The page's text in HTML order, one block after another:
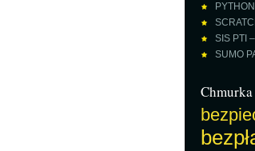
SIS PTI
SUMO
Chmurka